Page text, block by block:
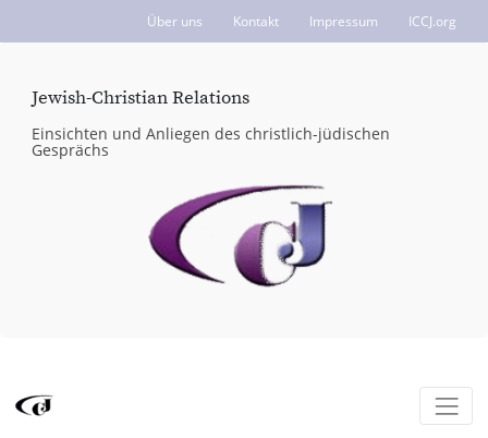
Über uns Kontakt Impressum ICCJ.org
Jewish-Christian Relations
Einsichten und Anliegen des christlich-jüdischen
Gesprächs